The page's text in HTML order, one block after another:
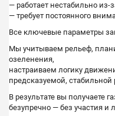
— работает нестабильно из-
— требует постоянного
Все ключевые параметры
Мы учитываем рельеф,
озеленения,
настраиваем логику
предсказуемой,
В результате вы получаете
безупречно — без участия и